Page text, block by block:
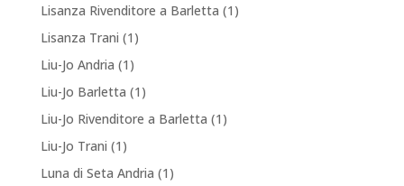
Lisanza Rivenditore a Barletta (1)
Lisanza Trani (1)
Liu-Jo Andria (1)
Liu-Jo Barletta (1)
Liu-Jo Rivenditore a Barletta (1)
Liu-Jo Trani (1)
Luna di Seta Andria (1)